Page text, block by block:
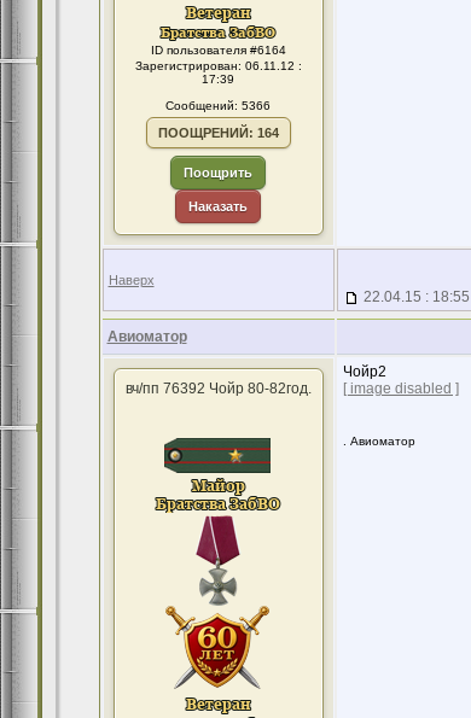
ID пользователя #6164
Зарегистрирован: 06.11.12 :
17:39
Сообщений: 5366
ПООЩРЕНИЙ: 164
Поощрить
Наказать
Наверх
22.04.15 : 18:55
Авиоматор
вч/пп 76392 Чойр 80-82год.
Чойр2
[ image disabled ]
. Авиоматор